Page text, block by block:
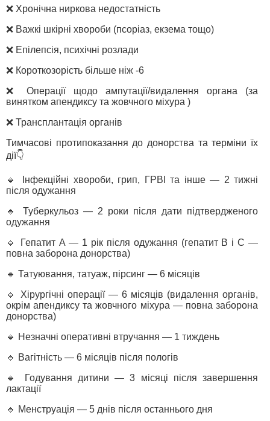
❌ Хронічна ниркова недостатність
❌ Важкі шкірні хвороби (псоріаз, екзема тощо)
❌ Епілепсія, психічні розлади
❌ Короткозорість більше ніж -6
❌ Операції щодо ампутації/видалення органа (за
винятком апендиксу та жовчного міхура )
❌ Трансплантація органів
Тимчасові протипоказання до донорства та терміни їх
дії👇
🔹 Інфекційні хвороби, грип, ГРВІ та інше — 2 тижні
після одужання
🔹 Туберкульоз — 2 роки після дати підтвердженого
одужання
🔹 Гепатит А — 1 рік після одужання (гепатит В і С —
повна заборона донорства)
🔹 Татуювання, татуаж, пірсинг — 6 місяців
🔹 Хірургічні операції — 6 місяців (видалення органів,
окрім апендиксу та жовчного міхура — повна заборона
донорства)
🔹 Незначні оперативні втручання — 1 тиждень
🔹 Вагітність — 6 місяців після пологів
🔹 Годування дитини — 3 місяці після завершення
лактації
🔹 Менструація — 5 днів після останнього дня